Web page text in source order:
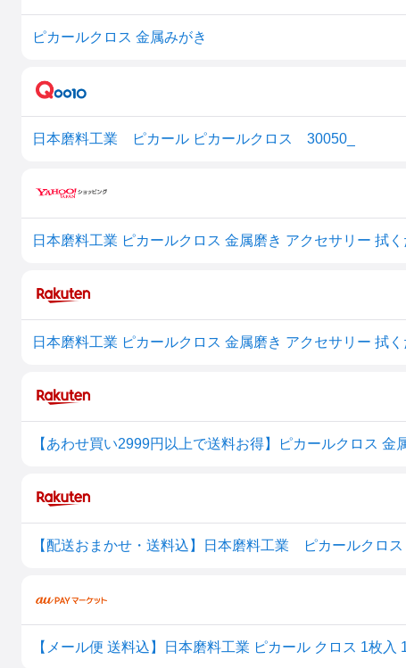
ピカールクロス 金属みがき
日本磨料工業 ピカール ピカールクロス 30050_
【あわせ買い2999円以上で送料お得】ピカールクロス 金
【メール便 送料込】日本磨料工業 ピカール クロス 1枚入